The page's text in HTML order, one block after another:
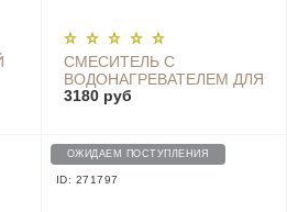
СМЕСИТЕЛЬ С
ВОДОНАГРЕВАТЕЛЕМ ДЛЯ
РАКОВИНЫ XIAODA HOT
3180 руб
ОЖИДАЕМ ПОСТУПЛЕНИЯ
ID: 271797